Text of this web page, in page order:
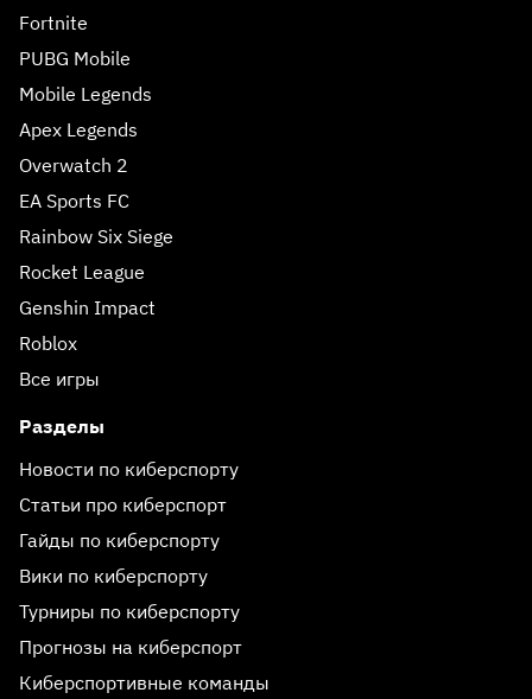
Fortnite
PUBG Mobile
Mobile Legends
Apex Legends
Overwatch 2
EA Sports FC
Rainbow Six Siege
Rocket League
Genshin Impact
Roblox
Все игры
Разделы
Новости по киберспорту
Статьи про киберспорт
Гайды по киберспорту
Вики по киберспорту
Турниры по киберспорту
Прогнозы на киберспорт
Киберспортивные команды